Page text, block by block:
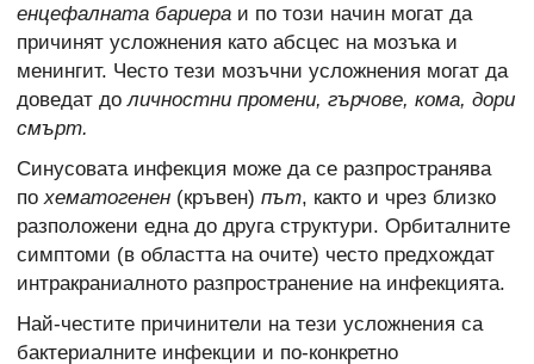
енцефалната бариера и по този начин могат да
причинят усложнения като абсцес на мозъка и
менингит. Често тези мозъчни усложнения могат да
доведат до личностни промени, гърчове, кома, дори
смърт.
Синусовата инфекция може да се разпространява
похематогенен (кръвен) път, както и чрез близко
разположени една до друга структури. Орбиталните
симптоми (в областта на очите) често предхождат
интракраниалното разпространение на инфекцията.
Най-честите причинители на тези усложнения са
бактериалните инфекции и по-конкретно